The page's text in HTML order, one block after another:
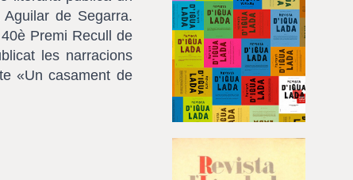
de Segarra.
Premi Recull de
les narracions
«Un casament de